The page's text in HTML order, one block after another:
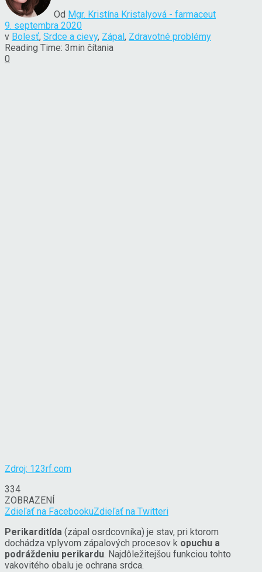
Od Mgr. Kristína Kristalyová - farmaceut
9. septembra 2020
v Bolesť, Srdce a cievy, Zápal, Zdravotné problémy
Reading Time: 3min čítania
0
Zdroj: 123rf.com
334
ZOBRAZENÍ
Zdieľať na FacebookuZdieľať na Twitteri
Perikarditída (zápal osrdcovníka) je stav, pri ktorom
dochádza vplyvom zápalových procesov k opuchu a
podráždeniu perikardu. Najdôležitejšou funkciou tohto
vakovitého obalu je ochrana srdca.